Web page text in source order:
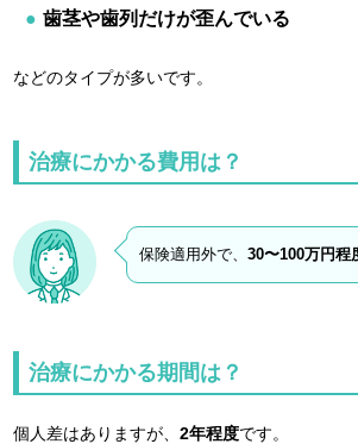
歯茎や歯列だけが歪んでいる
などのタイプが多いです。
治療にかかる費用は？
保険適用外で、30〜100万円程
治療にかかる期間は？
個人差はありますが、2年程度です。